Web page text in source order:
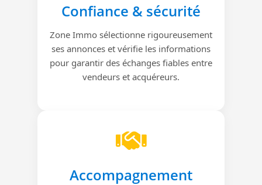
Confiance & sécurité
Zone Immo sélectionne rigoureusement
ses annonces et vérifie les informations
pour garantir des échanges fiables entre
vendeurs et acquéreurs.
Accompagnement